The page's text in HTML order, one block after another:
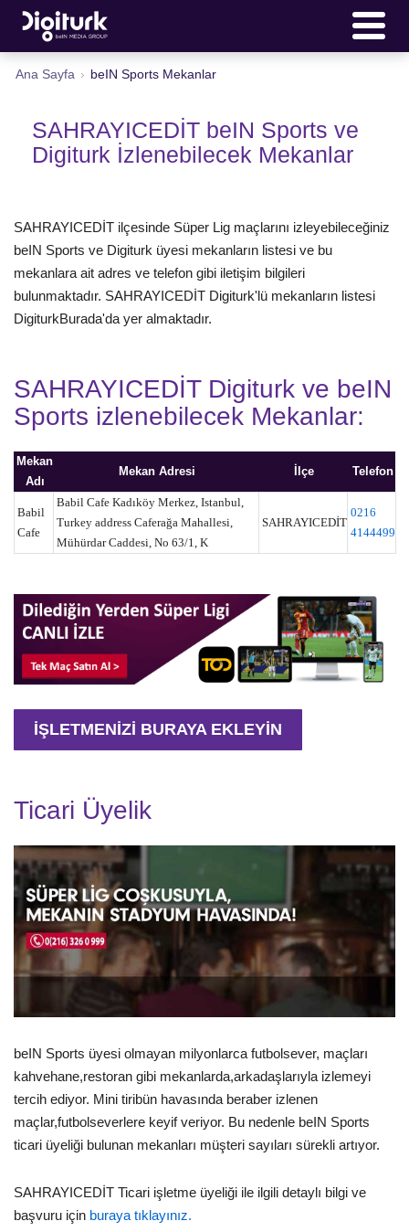
Ana Sayfa › beIN Sports Mekanlar
SAHRAYICEDİT beIN Sports ve
Digiturk İzlenebilecek Mekanlar
SAHRAYICEDİT ilçesinde Süper Lig maçlarını izleyebileceğiniz
beIN Sports ve Digiturk üyesi mekanların listesi ve bu
mekanlara ait adres ve telefon gibi iletişim bilgileri
bulunmaktadır. SAHRAYICEDİT Digiturk'lü mekanların listesi
DigiturkBurada'da yer almaktadır.
SAHRAYICEDİT Digiturk ve beIN
Sports izlenebilecek Mekanlar:
Mekan
Adı
Mekan Adresi İlçe Telefon
Babil
Cafe
Babil Cafe Kadıköy Merkez, Istanbul,
Turkey address Caferağa Mahallesi,
Mühürdar Caddesi, No 63/1, K
SAHRAYICEDİT
0216
4144499
İŞLETMENİZİ BURAYA EKLEYİN
Ticari Üyelik
beIN Sports üyesi olmayan milyonlarca futbolsever, maçları
kahvehane,restoran gibi mekanlarda,arkadaşlarıyla izlemeyi
tercih ediyor. Mini tiribün havasında beraber izlenen
maçlar,futbolseverlere keyif veriyor. Bu nedenle beIN Sports
ticari üyeliği bulunan mekanları müşteri sayıları sürekli artıyor.
SAHRAYICEDİT Ticari işletme üyeliği ile ilgili detaylı bilgi ve
başvuru için buraya tıklayınız.